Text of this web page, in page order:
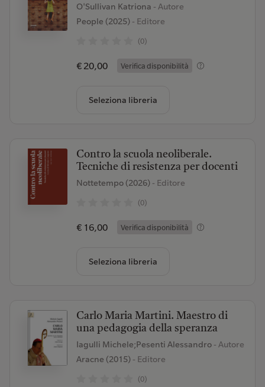
O'Sullivan Katriona - Autore
People (2025)- Editore
(0)
€ 20,00 Verifica disponibilità
Seleziona libreria
Contro la scuola neoliberale.
Tecniche di resistenza per docenti
Nottetempo (2026)- Editore
(0)
€ 16,00 Verifica disponibilità
Seleziona libreria
Carlo Maria Martini. Maestro di
una pedagogia della speranza
Iagulli Michele;Pesenti Alessandro - Autore
Aracne (2015)- Editore
(0)